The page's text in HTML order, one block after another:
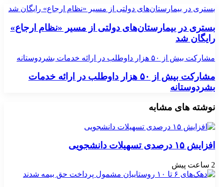
بستری در بیمارستان‌های دولتی از مسیر «نظام ارجاع» رایگان شد
بستری در بیمارستان‌های دولتی از مسیر «نظام ارجاع»
رایگان شد
مشارکت بیش از ۵۰ هزار داوطلب در ارائه خدمات بشردوستانه
مشارکت بیش از ۵۰ هزار داوطلب در ارائه خدمات
بشردوستانه
نوشته های مشابه
افزایش ۱۵ درصدی تسهیلات دانشجویی
2 ساعت پیش